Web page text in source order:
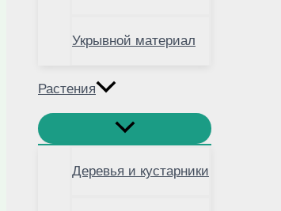
Укрывной материал
Растения
Деревья и кустарники